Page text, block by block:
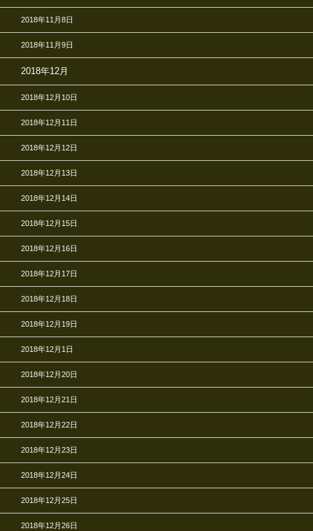
2018年11月8日
2018年11月9日
2018年12月
2018年12月10日
2018年12月11日
2018年12月12日
2018年12月13日
2018年12月14日
2018年12月15日
2018年12月16日
2018年12月17日
2018年12月18日
2018年12月19日
2018年12月1日
2018年12月20日
2018年12月21日
2018年12月22日
2018年12月23日
2018年12月24日
2018年12月25日
2018年12月26日